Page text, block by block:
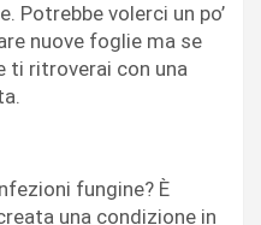
Potrebbe volerci un po’
nuove foglie ma se
ti ritroverai con una
fungine? È
una condizione in